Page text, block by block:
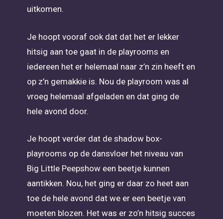
uitkomen.
Je hoopt vooraf ook dat dat het er lekker
hitsig aan toe gaat in de playrooms en
iedereen het er helemaal naar z’n zin heeft en
op z’n gemakkie is. Nou de playroom was al
vroeg helemaal afgeladen en dat ging de
hele avond door.
Je hoopt verder dat de shadow box-
playrooms op de dansvloer het niveau van
Big Little Peepshow een beetje kunnen
aantikken. Nou, het ging er daar zo heet aan
toe de hele avond dat we er een beetje van
moeten blozen. Het was er zo’n hitsig succes